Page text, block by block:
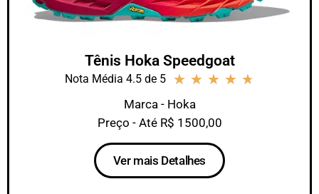
Tênis Hoka Speedgoat
Nota Média 4.5 de 5 ★ ★ ★ ★ ★
Marca - Hoka
Preço - Até R$ 1500,00
Ver mais Detalhes